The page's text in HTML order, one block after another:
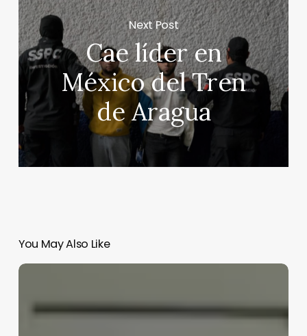
Next Post
Cae líder en
México del Tren
de Aragua
You May Also Like
“Esta
morirá